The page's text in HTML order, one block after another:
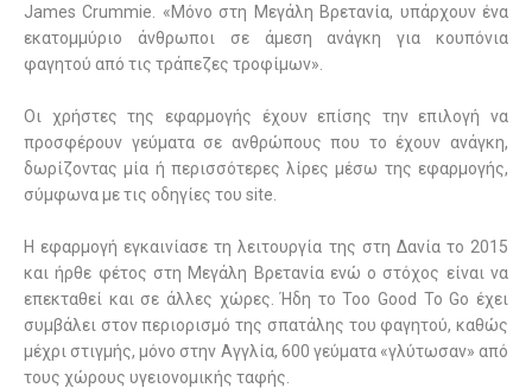
James Crummie. «Μόνο στη Μεγάλη Βρετανία, υπάρχουν ένα
εκατομμύριο άνθρωποι σε άμεση ανάγκη για κουπόνια
φαγητού από τις τράπεζες τροφίμων».
Οι χρήστες της εφαρμογής έχουν επίσης την επιλογή να
προσφέρουν γεύματα σε ανθρώπους που το έχουν ανάγκη,
δωρίζοντας μία ή περισσότερες λίρες μέσω της εφαρμογής,
σύμφωνα με τις οδηγίες του site.
Η εφαρμογή εγκαινίασε τη λειτουργία της στη Δανία το 2015
και ήρθε φέτος στη Μεγάλη Βρετανία ενώ ο στόχος είναι να
επεκταθεί και σε άλλες χώρες. Ήδη το Too Good To Go έχει
συμβάλει στον περιορισμό της σπατάλης του φαγητού, καθώς
μέχρι στιγμής, μόνο στην Αγγλία, 600 γεύματα «γλύτωσαν» από
τους χώρους υγειονομικής ταφής.